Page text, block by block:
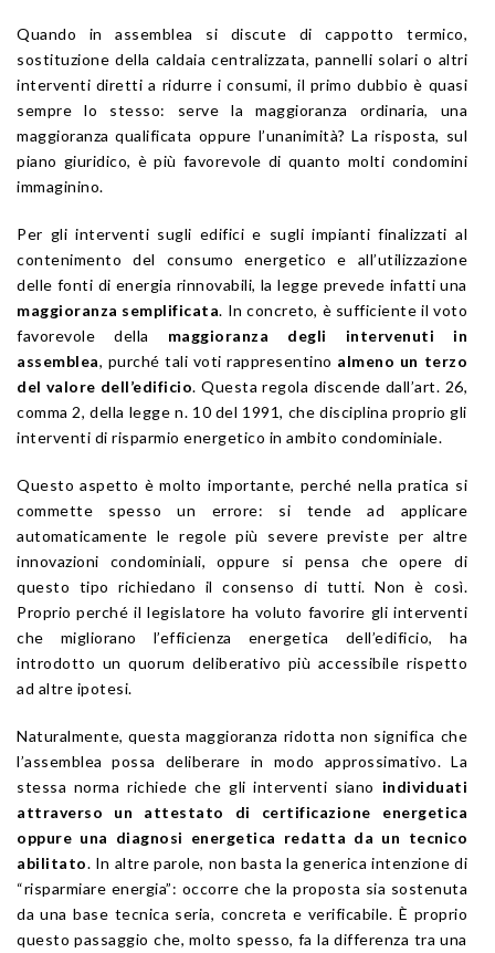
Quando in assemblea si discute di cappotto termico,
sostituzione della caldaia centralizzata, pannelli solari o altri
interventi diretti a ridurre i consumi, il primo dubbio è quasi
sempre lo stesso: serve la maggioranza ordinaria, una
maggioranza qualificata oppure l’unanimità? La risposta, sul
piano giuridico, è più favorevole di quanto molti condomini
immaginino.
Per gli interventi sugli edifici e sugli impianti finalizzati al
contenimento del consumo energetico e all’utilizzazione
delle fonti di energia rinnovabili, la legge prevede infatti una
maggioranza semplificata. In concreto, è sufficiente il voto
favorevole della maggioranza degli intervenuti in
assemblea, purché tali voti rappresentino almeno un terzo
del valore dell’edificio. Questa regola discende dall’art. 26,
comma 2, della legge n. 10 del 1991, che disciplina proprio gli
interventi di risparmio energetico in ambito condominiale.
Questo aspetto è molto importante, perché nella pratica si
commette spesso un errore: si tende ad applicare
automaticamente le regole più severe previste per altre
innovazioni condominiali, oppure si pensa che opere di
questo tipo richiedano il consenso di tutti. Non è così.
Proprio perché il legislatore ha voluto favorire gli interventi
che migliorano l’efficienza energetica dell’edificio, ha
introdotto un quorum deliberativo più accessibile rispetto
ad altre ipotesi.
Naturalmente, questa maggioranza ridotta non significa che
l’assemblea possa deliberare in modo approssimativo. La
stessa norma richiede che gli interventi siano individuati
attraverso un attestato di certificazione energetica
oppure una diagnosi energetica redatta da un tecnico
abilitato. In altre parole, non basta la generica intenzione di
“risparmiare energia”: occorre che la proposta sia sostenuta
da una base tecnica seria, concreta e verificabile. È proprio
questo passaggio che, molto spesso, fa la differenza tra una